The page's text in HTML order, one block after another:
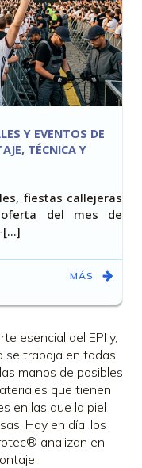
Y EVENTOS DE
TÉCNICA Y
fiestas callejeras
del mes de
MÁS
esencial del EPI y,
se trabaja en todas
manos de posibles
que tienen
en las que la piel
Hoy en día, los
analizan en